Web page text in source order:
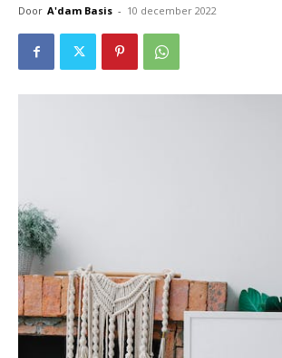
Door A'dam Basis - 10 december 2022